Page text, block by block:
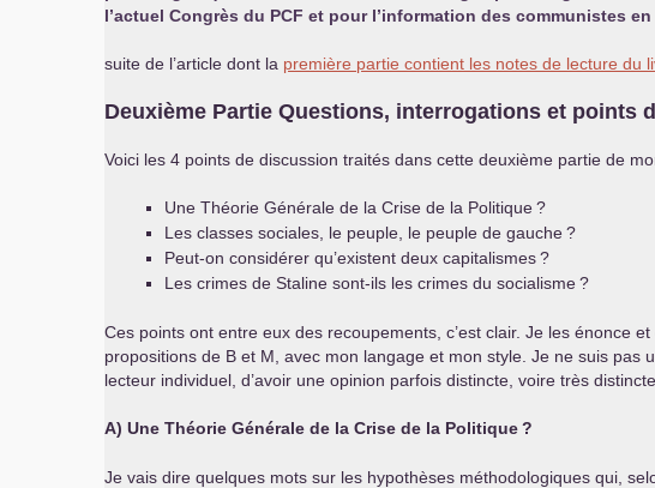
l’actuel Congrès du PCF et pour l’information des communistes en
suite de l’article dont la première partie contient les notes de lecture du
Deuxième Partie Questions, interrogations et points
Voici les 4 points de discussion traités dans cette deuxième partie de
Une Théorie Générale de la Crise de la Politique?
Les classes sociales, le peuple, le peuple de gauche?
Peut-on considérer qu’existent deux capitalismes?
Les crimes de Staline sont-ils les crimes du socialisme?
Ces points ont entre eux des recoupements, c’est clair. Je les énonce
propositions de B et M, avec mon langage et mon style. Je ne suis pas
lecteur individuel, d’avoir une opinion parfois distincte, voire très
A) Une Théorie Générale de la Crise de la Politique?
Je vais dire quelques mots sur les hypothèses méthodologiques qui,